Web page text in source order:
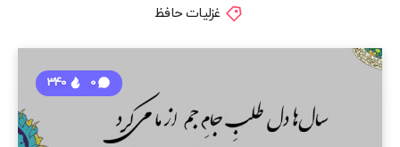
غزلیات حافظ
0
340